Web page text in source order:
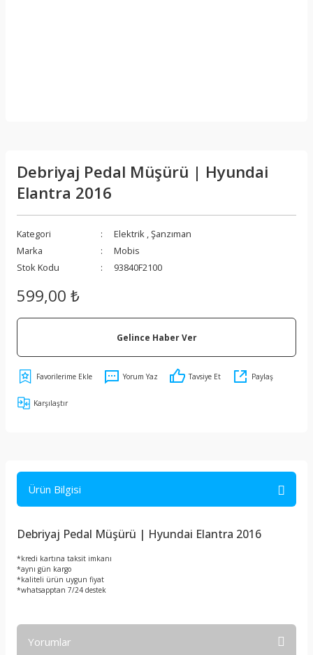
Debriyaj Pedal Müşürü | Hyundai
Elantra 2016
Kategori Elektrik ,Şanzıman
Marka
Mobis
Stok Kodu
93840F2100
599,00 ₺
Gelince Haber Ver
Yorum Yaz Tavsiye Et Paylaş
Karşılaştır
Ürün Bilgisi
Debriyaj Pedal Müşürü | Hyundai Elantra 2016
*kredi kartına taksit imkanı
*aynı gün kargo
*kaliteli ürün uygun fiyat
*whatsapptan 7/24 destek
Yorumlar